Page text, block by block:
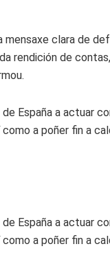
clara de
rendición de
España a actuar
a poñer fin a
España a actuar
a poñer fin a